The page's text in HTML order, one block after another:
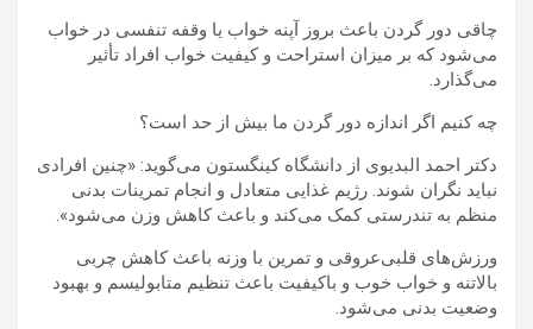
چاقی دور گردن باعث بروز آپنه خواب یا وقفه تنفسی در خواب
می‌شود که بر میزان استراحت و کیفیت خواب افراد تأثیر
می‌گذارد.
چه کنیم اگر اندازه دور گردن ما بیش از حد است؟
دکتر احمد البدیوی از دانشگاه کینگستون می‌گوید: «چنین افرادی
نباید نگران شوند. رژیم غذایی متعادل و انجام تمرینات بدنی
منظم به تندرستی کمک می‌کند و باعث کاهش وزن می‌شود».
ورزش‌های قلبی‌عروقی و تمرین با وزنه باعث کاهش چربی
بالاتنه و خواب خوب و باکیفیت باعث تنظیم متابولیسم و بهبود
وضعیت بدنی می‌شود.